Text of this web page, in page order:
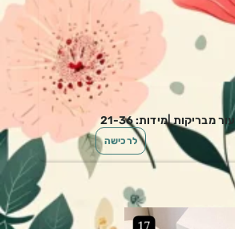
מבריקות |מידות: 21-36
לרכישה